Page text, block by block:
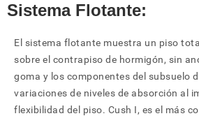
Sistema Flotante:
El sistema flotante muestra un piso
sobre el contrapiso de hormigón, sin
goma y los componentes del subsuelo
variaciones de niveles de absorción al
flexibilidad del piso. Cush I, es el más